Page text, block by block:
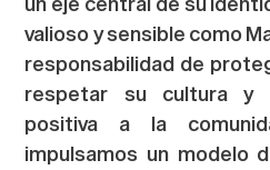
valioso y sensible como
responsabilidad de
respetar su cultura y
positiva a la
impulsamos un modelo